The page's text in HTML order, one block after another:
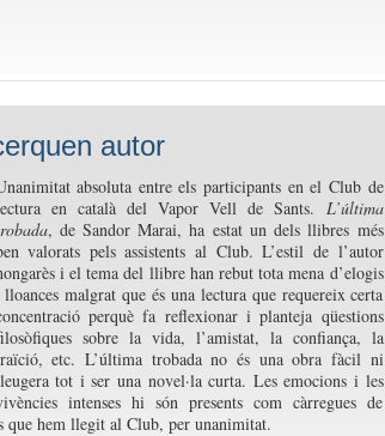
autor
absoluta entre els participants en el Club de
en català del Vapor Vell de Sants. L’última
, de Sandor Marai, ha estat un dels llibres més
valorats pels assistents al Club. L’estil de l’autor
i el tema del llibre han rebut tota mena d’elogis
malgrat que és una lectura que requereix certa
perquè fa reflexionar i planteja qüestions
sobre la vida, l’amistat, la confiança, la
etc. L’última trobada no és una obra fàcil ni
tot i ser una novel·la curta. Les emocions i les
intenses hi són presents com càrregues de
hem llegit al Club, per unanimitat.